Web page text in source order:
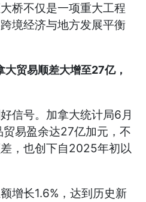
桥不仅是一项重大工程
境经济与地方发展平衡
贸易顺差大增至27亿，
信号。加拿大统计局6月
易盈余达27亿加元，不
，也创下自2025年初以
增长1.6%，达到历史新